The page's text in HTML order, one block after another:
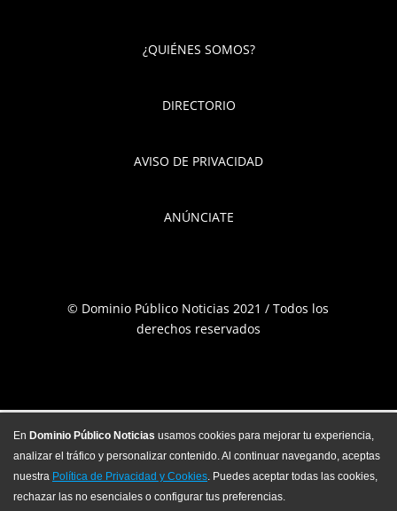
¿QUIÉNES SOMOS?
DIRECTORIO
AVISO DE PRIVACIDAD
ANÚNCIATE
© Dominio Público Noticias 2021 / Todos los
derechos reservados
En Dominio Público Noticias usamos cookies para mejorar tu experiencia,
analizar el tráfico y personalizar contenido. Al continuar navegando, aceptas
nuestra Política de Privacidad y Cookies. Puedes aceptar todas las cookies,
rechazar las no esenciales o configurar tus preferencias.